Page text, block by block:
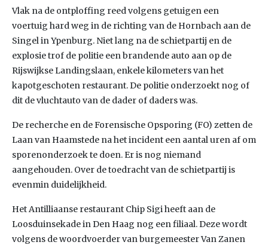
Vlak na de ontploffing reed volgens getuigen een
voertuig hard weg in de richting van de Hornbach aan de
Singel in Ypenburg. Niet lang na de schietpartij en de
explosie trof de politie een brandende auto aan op de
Rijswijkse Landingslaan, enkele kilometers van het
kapotgeschoten restaurant. De politie onderzoekt nog of
dit de vluchtauto van de dader of daders was.
De recherche en de Forensische Opsporing (FO) zetten de
Laan van Haamstede na het incident een aantal uren af om
sporenonderzoek te doen. Er is nog niemand
aangehouden. Over de toedracht van de schietpartij is
evenmin duidelijkheid.
Het Antilliaanse restaurant Chip Sigi heeft aan de
Loosduinsekade in Den Haag nog een filiaal. Deze wordt
volgens de woordvoerder van burgemeester Van Zanen